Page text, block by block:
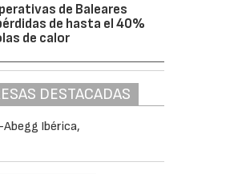
de Baleares
de hasta el 40%
de calor
DESTACADAS